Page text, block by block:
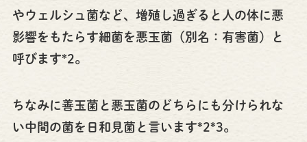
やウェルシュ菌など、増殖し過ぎると人の体に悪
影響をもたらす細菌を悪玉菌（別名：有害菌）と
呼びます*2。
ちなみに善玉菌と悪玉菌のどちらにも分けられな
い中間の菌を日和見菌と言います*2*3。